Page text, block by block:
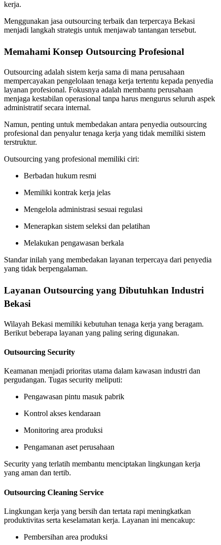
kerja.
Menggunakan jasa outsourcing terbaik dan terpercaya Bekasi
menjadi langkah strategis untuk menjawab tantangan tersebut.
Memahami Konsep Outsourcing Profesional
Outsourcing adalah sistem kerja sama di mana perusahaan
mempercayakan pengelolaan tenaga kerja tertentu kepada penyedia
layanan profesional. Fokusnya adalah membantu perusahaan
menjaga kestabilan operasional tanpa harus mengurus seluruh aspek
administratif secara internal.
Namun, penting untuk membedakan antara penyedia outsourcing
profesional dan penyalur tenaga kerja yang tidak memiliki sistem
terstruktur.
Outsourcing yang profesional memiliki ciri:
Berbadan hukum resmi
Memiliki kontrak kerja jelas
Mengelola administrasi sesuai regulasi
Menerapkan sistem seleksi dan pelatihan
Melakukan pengawasan berkala
Standar inilah yang membedakan layanan terpercaya dari penyedia
yang tidak berpengalaman.
Layanan Outsourcing yang Dibutuhkan Industri
Bekasi
Wilayah Bekasi memiliki kebutuhan tenaga kerja yang beragam.
Berikut beberapa layanan yang paling sering digunakan.
Outsourcing Security
Keamanan menjadi prioritas utama dalam kawasan industri dan
pergudangan. Tugas security meliputi:
Pengawasan pintu masuk pabrik
Kontrol akses kendaraan
Monitoring area produksi
Pengamanan aset perusahaan
Security yang terlatih membantu menciptakan lingkungan kerja
yang aman dan tertib.
Outsourcing Cleaning Service
Lingkungan kerja yang bersih dan tertata rapi meningkatkan
produktivitas serta keselamatan kerja. Layanan ini mencakup:
Pembersihan area produksi